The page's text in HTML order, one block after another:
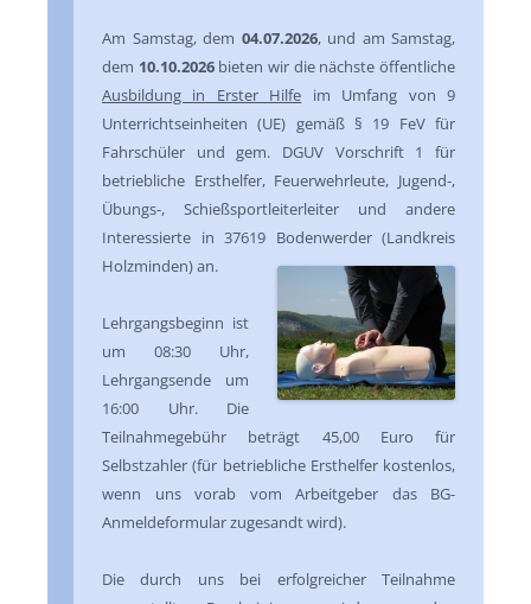
Am Samstag, dem 04.07.2026, und am Samstag,
dem 10.10.2026 bieten wir die nächste öffentliche
Ausbildung in Erster Hilfe im Umfang von 9
Unterrichtseinheiten (UE) gemäß § 19 FeV für
Fahrschüler und gem. DGUV Vorschrift 1 für
betriebliche Ersthelfer, Feuerwehrleute, Jugend-,
Übungs-, Schießsportleiterleiter und andere
Interessierte in 37619 Bodenwerder (Landkreis
Holzminden) an.
Lehrgangsbeginn ist
um 08:30 Uhr,
Lehrgangsende um
16:00 Uhr. Die
Teilnahmegebühr beträgt 45,00 Euro für
Selbstzahler (für betriebliche Ersthelfer kostenlos,
wenn uns vorab vom Arbeitgeber das BG-
Anmeldeformular zugesandt wird).
Die durch uns bei erfolgreicher Teilnahme